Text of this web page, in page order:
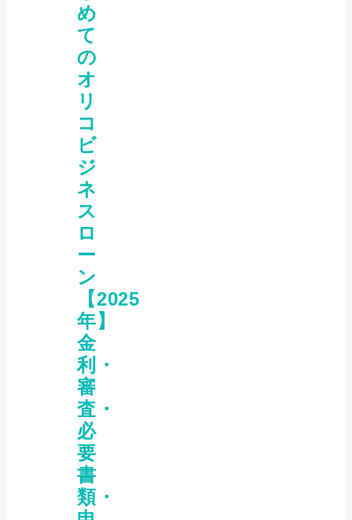
め
て
の
オ
リ
コ
ビ
ジ
ネ
ス
ロ
ー
ン
【2025
年】
金
利・
審
査・
必
要
書
類・